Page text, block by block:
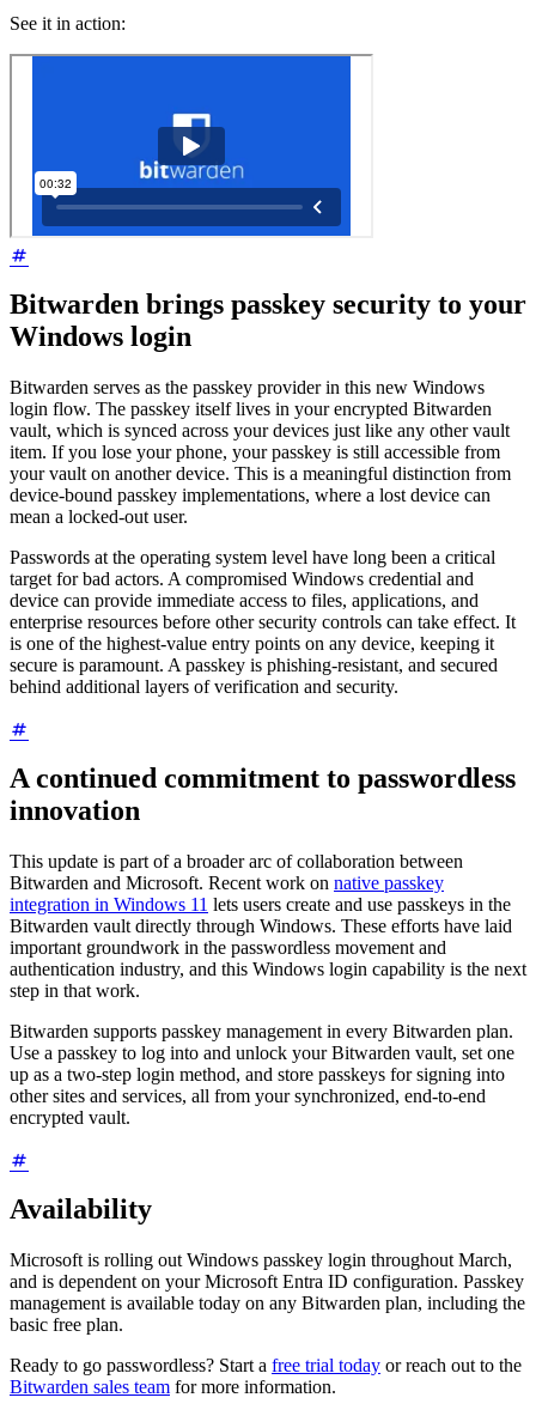
See it in action:
Bitwarden brings passkey security to your
Windows login
Bitwarden serves as the passkey provider in this new Windows
login flow. The passkey itself lives in your encrypted Bitwarden
vault, which is synced across your devices just like any other vault
item. If you lose your phone, your passkey is still accessible from
your vault on another device. This is a meaningful distinction from
device-bound passkey implementations, where a lost device can
mean a locked-out user.
Passwords at the operating system level have long been a critical
target for bad actors. A compromised Windows credential and
device can provide immediate access to files, applications, and
enterprise resources before other security controls can take effect. It
is one of the highest-value entry points on any device, keeping it
secure is paramount. A passkey is phishing-resistant, and secured
behind additional layers of verification and security.
A continued commitment to passwordless
innovation
This update is part of a broader arc of collaboration between
Bitwarden and Microsoft. Recent work on native passkey
integration in Windows 11 lets users create and use passkeys in the
Bitwarden vault directly through Windows. These efforts have laid
important groundwork in the passwordless movement and
authentication industry, and this Windows login capability is the next
step in that work.
Bitwarden supports passkey management in every Bitwarden plan.
Use a passkey to log into and unlock your Bitwarden vault, set one
up as a two-step login method, and store passkeys for signing into
other sites and services, all from your synchronized, end-to-end
encrypted vault.
Availability
Microsoft is rolling out Windows passkey login throughout March,
and is dependent on your Microsoft Entra ID configuration. Passkey
management is available today on any Bitwarden plan, including the
basic free plan.
Ready to go passwordless? Start a free trial today or reach out to the
Bitwarden sales team for more information.